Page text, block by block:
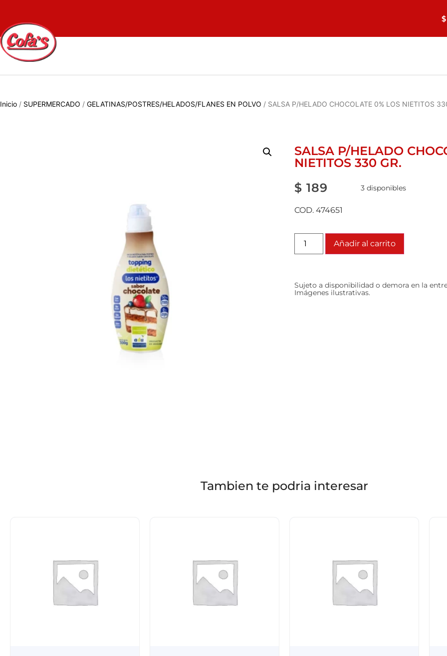
$
Inicio / SUPERMERCADO / GELATINAS/POSTRES/HELADOS/FLANES EN POLVO / SALSA P/HELADO CHOCOLATE 0% LOS NIETITOS
SALSA P/HELADO
NIETITOS 330 GR.
$ 189 3 disponibles
COD. 474651
Añadir al carrito
Sujeto a disponibilidad o demora en la
Imágenes ilustrativas.
Tambien te podria interesar